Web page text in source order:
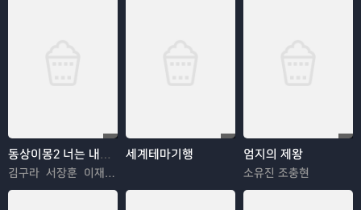
동상이몽2 너는 내운명
김구라 서장훈 이재명 추자현 김수용 김혜경 우효광 김진아
세계테마기행 엄지의 제왕
소유진 조충현